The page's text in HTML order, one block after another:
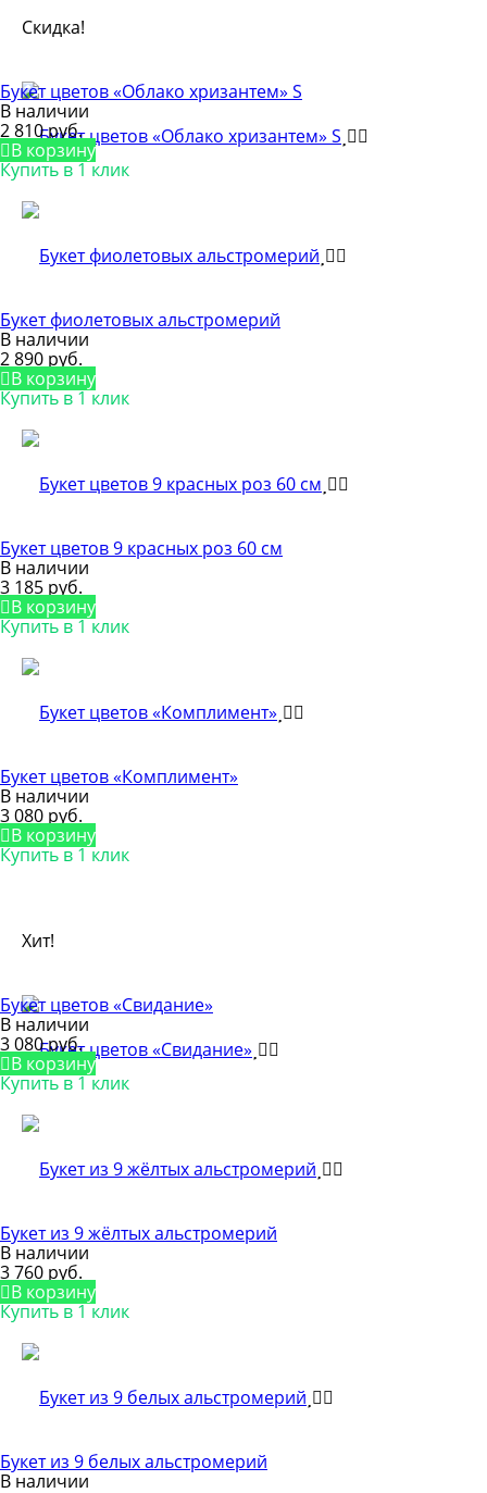
Скидка!
Букет цветов «Облако хризантем» S
В наличии
2 810 руб.
В корзину
Купить в 1 клик
Букет фиолетовых альстромерий
В наличии
2 890 руб.
В корзину
Купить в 1 клик
Букет цветов 9 красных роз 60 см
В наличии
3 185 руб.
В корзину
Купить в 1 клик
Букет цветов «Комплимент»
В наличии
3 080 руб.
В корзину
Купить в 1 клик
Хит!
Букет цветов «Свидание»
В наличии
3 080 руб.
В корзину
Купить в 1 клик
Букет из 9 жёлтых альстромерий
В наличии
3 760 руб.
В корзину
Купить в 1 клик
Букет из 9 белых альстромерий
В наличии